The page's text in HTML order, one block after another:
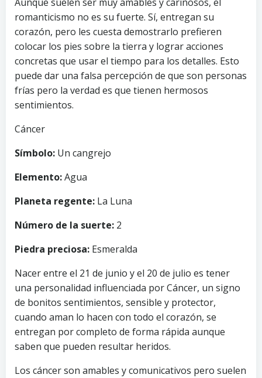
romanticismo no es su fuerte. Sí, entregan su
corazón, pero les cuesta demostrarlo prefieren
colocar los pies sobre la tierra y lograr acciones
concretas que usar el tiempo para los detalles. Esto
puede dar una falsa percepción de que son personas
frías pero la verdad es que tienen hermosos
sentimientos.
Cáncer
Símbolo: Un cangrejo
Elemento:Agua
Planeta regente: La Luna
Número de la suerte: 2
Piedra preciosa: Esmeralda
Nacer entre el 21 de junio y el 20 de julio es tener
una personalidad influenciada por Cáncer, un signo
de bonitos sentimientos, sensible y protector,
cuando aman lo hacen con todo el corazón, se
entregan por completo de forma rápida aunque
saben que pueden resultar heridos.
Los cáncer son amables y comunicativos pero suelen